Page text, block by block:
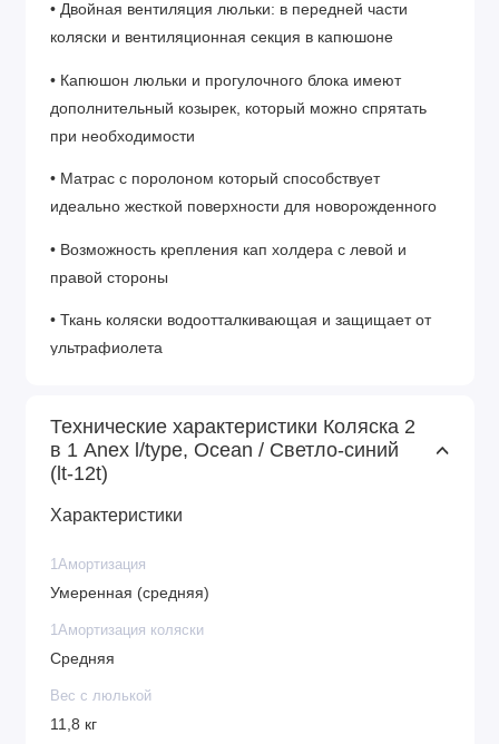
• Двойная вентиляция люльки: в передней части
коляски и вентиляционная секция в капюшоне
• Капюшон люльки и прогулочного блока имеют
дополнительный козырек, который можно спрятать
при необходимости
• Матрас с поролоном который способствует
идеально жесткой поверхности для новорожденного
• Возможность крепления кап холдера с левой и
правой стороны
• Ткань коляски водоотталкивающая и защищает от
ультрафиолета
• Прогулочный блок складывается вместе с рамой в
положении «лицом к маме» и наоборот
• Регулировка подножки и спинки прогулочного блока
положение по углу наклона, включая положение
лежа
• Откидной бампер прогулочного блока удобно снять
одной рукой
• В прогулочном блоке предусмотрено положение
лежа - рекомендуемое для новорожденных
Технические характеристики Коляска 2
в 1 Anex l/type, Ocean / Светло-синий
(lt-12t)
Характеристики
1Амортизация
Умеренная (средняя)
1Амортизация коляски
Средняя
Вес с люлькой
11,8 кг